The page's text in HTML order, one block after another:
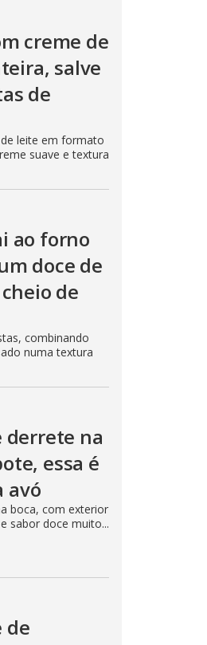
creme de
salve
de
leite em formato
suave e textura
ao forno
doce de
de
combinando
numa textura
derrete na
essa é
avó
boca, com exterior
sabor doce muito...
de